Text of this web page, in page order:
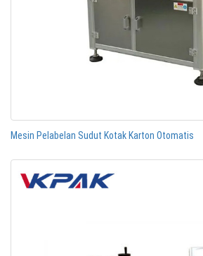
Mesin Pelabelan Sudut Kotak Karton Otomatis